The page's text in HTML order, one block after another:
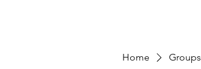
Home Groups